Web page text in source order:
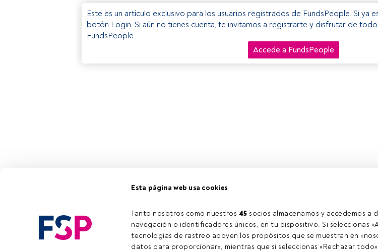
Esta página web usa cookies
Tanto nosotros como nuestros 45 socios almacenamos y accedemos
navegación o identificadores únicos, en tu dispositivo. Si seleccionas
tecnologías de rastreo apoyen los propósitos que se muestran en
datos para proporcionar», mientras que si seleccionas «Rechazar
Este es un artículo exclusivo para los usuarios registrados de FundsPeople. Si ya
botón Login. Si aún no tienes cuenta, te invitamos a registrarte y disfrutar de
FundsPeople.
Accede a FundsPeople